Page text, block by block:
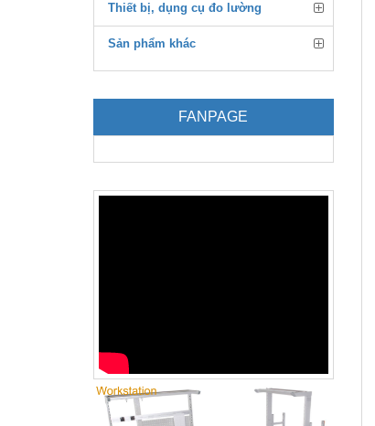
Thiết bị, dụng cụ đo lường
Sản phẩm khác
FANPAGE